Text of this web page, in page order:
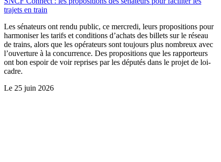
trajets en train
Les sénateurs ont rendu public, ce mercredi, leurs propositions pour
harmoniser les tarifs et conditions d’achats des billets sur le réseau
de trains, alors que les opérateurs sont toujours plus nombreux avec
l’ouverture à la concurrence. Des propositions que les rapporteurs
ont bon espoir de voir reprises par les députés dans le projet de loi-
cadre.
Le 25 juin 2026